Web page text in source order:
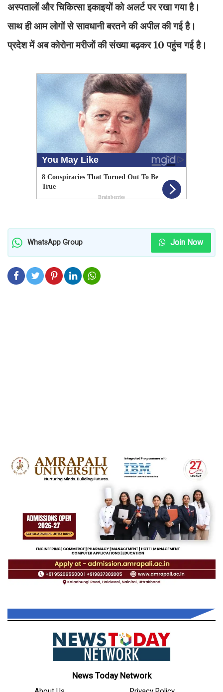
अस्पतालों और चिकित्सा इकाइयों को अलर्ट पर रखा गया है।
साथ ही आम लोगों से सावधानी बरतने की अपील की गई है।
प्रदेश में अब कोरोना मरीजों की संख्या बढ़कर 10 पहुंच गई है।
WhatsApp Group Join Now
News Today Network